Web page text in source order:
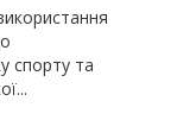
спорту та